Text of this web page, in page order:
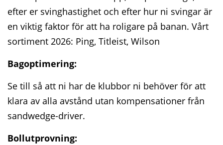
efter er svinghastighet och efter hur ni svingar är
en viktig faktor för att ha roligare på banan. Vårt
sortiment 2026: Ping, Titleist, Wilson
Bagoptimering:
Se till så att ni har de klubbor ni behöver för att
klara av alla avstånd utan kompensationer från
sandwedge-driver.
Bollutprovning: